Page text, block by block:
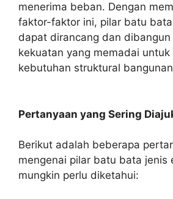
menerima beban. Dengan
faktor-faktor ini, pilar batu
dapat dirancang dan
kekuatan yang memadai untuk
kebutuhan struktural
Pertanyaan yang Sering
Berikut adalah beberapa
mengenai pilar batu bata jenis
mungkin perlu diketahui: